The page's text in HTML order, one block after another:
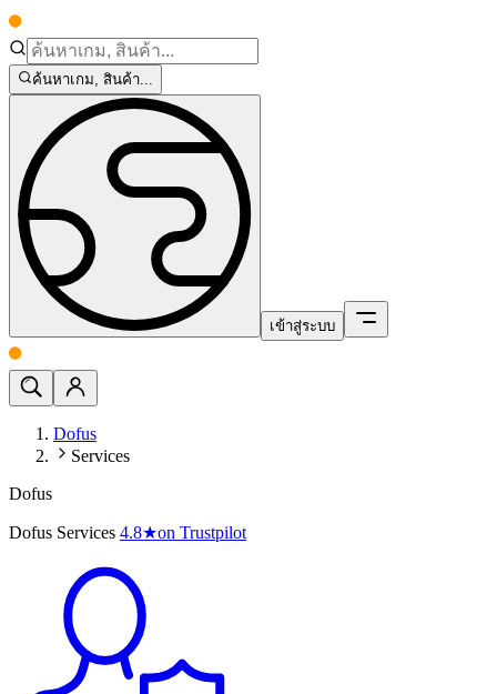
ค้นหาเกม, สินค้า...
เข้าสู่ระบบ
Dofus
Services
Dofus
Dofus Services 4.8★on Trustpilot